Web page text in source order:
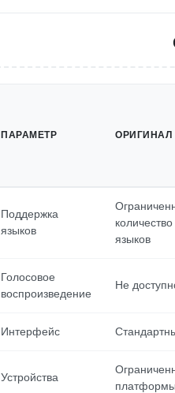
ПАРАМЕТР ОРИГИНАЛ
Поддержка
языков
количество
языков
Голосовое
воспроизведение
Не
Интерфейс
Устройства
платформы